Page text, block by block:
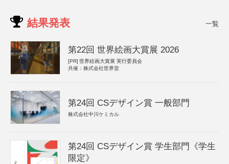
結果発表 一覧
第22回 世界絵画大賞展 2026
[PR] 世界絵画大賞展 実行委員会
共催：株式会社世界堂
第24回 CSデザイン賞 一般部門
株式会社中川ケミカル
第24回 CSデザイン賞 学生部門《学生
限定》